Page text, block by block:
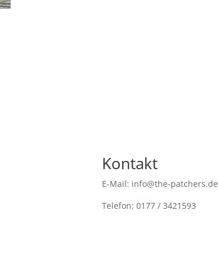
Kontakt
E-Mail: info@the-patchers.de
Telefon: 0177 / 3421593